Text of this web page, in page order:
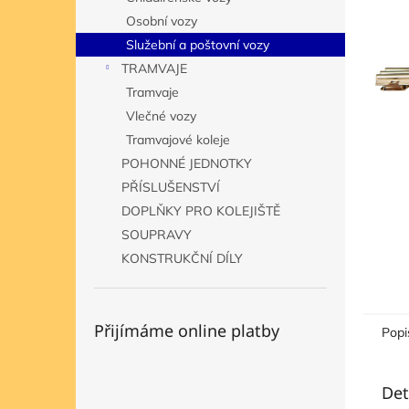
e
l
Osobní vozy
Služební a poštovní vozy
TRAMVAJE
Tramvaje
Vlečné vozy
Tramvajové koleje
POHONNÉ JEDNOTKY
PŘÍSLUŠENSTVÍ
DOPLŇKY PRO KOLEJIŠTĚ
SOUPRAVY
KONSTRUKČNÍ DÍLY
Přijímáme online platby